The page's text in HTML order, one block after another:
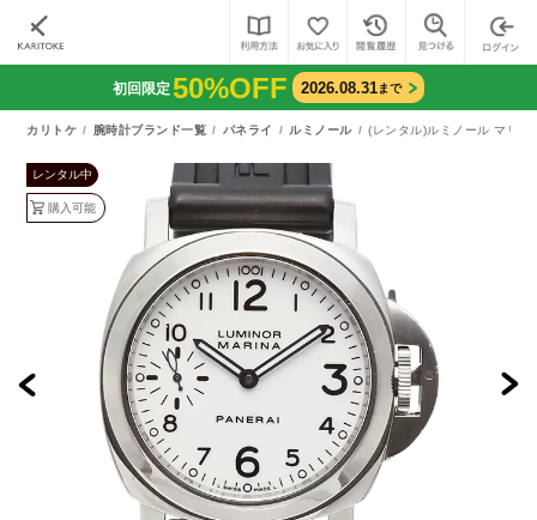
初回限定50%OFF 2026.08.31まで
カリトケ 腕時計ブランド一覧 パネライ ルミノール (レンタル)ルミノール マリ
レンタル中
購入可能